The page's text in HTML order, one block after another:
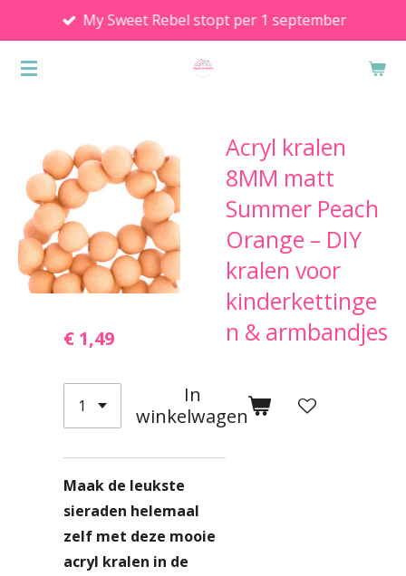
direct
naar
My Sweet Rebel stopt per 1 september
Acryl kralen
8MM matt
Summer Peach
Orange – DIY
kralen voor
kinderkettinge
n & armbandjes
€ 1,49
In
winkelwagen
Maak de leukste
sieraden helemaal
zelf met deze mooie
acryl kralen in de